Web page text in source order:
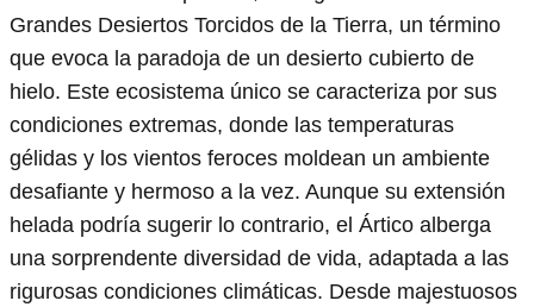
Grandes Desiertos Torcidos de la Tierra, un término
que evoca la paradoja de un desierto cubierto de
hielo. Este ecosistema único se caracteriza por sus
condiciones extremas, donde las temperaturas
gélidas y los vientos feroces moldean un ambiente
desafiante y hermoso a la vez. Aunque su extensión
helada podría sugerir lo contrario, el Ártico alberga
una sorprendente diversidad de vida, adaptada a las
rigurosas condiciones climáticas. Desde majestuosos